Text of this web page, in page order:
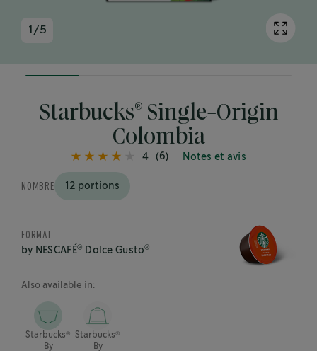
1 /5
20%
Starbucks® Single-Origin
Colombia
NOMBRE 12 portions
4 (6) Notes et avis
FORMAT
by NESCAFÉ® Dolce Gusto®
Also available in:
Starbucks®
By
Starbucks®
By